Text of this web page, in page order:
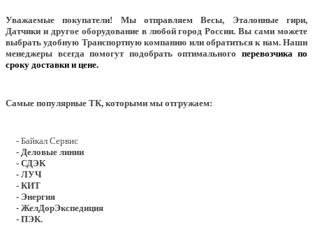
Уважаемые покупатели! Мы отправляем Весы, Эталонные гири,
Датчики и другое оборудование в любой город России. Вы сами можете
выбрать удобную Транспортную компанию или обратиться к нам. Наши
менеджеры всегда помогут подобрать оптимального перевозчика по
сроку доставки и цене.
Самые популярные ТК, которыми мы отгружаем:
- Байкал Сервис
- Деловые линии
- СДЭК
- ЛУЧ
- КИТ
- Энергия
- ЖелДорЭкспедиция
- ПЭК.